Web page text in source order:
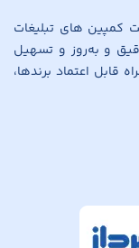
کمپین های تبلیغات
و به‌روز و تسهیل
قابل اعتماد برندها،